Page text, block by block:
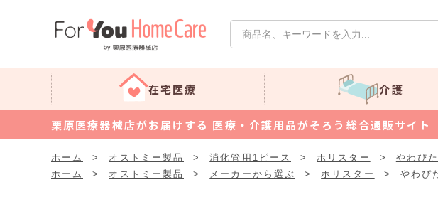
在宅医療 介護
栗原医療器械店がお届けする 医療・介護用品がそろう総合通販サイト
ホーム > オストミー製品 > 消化管用1ピース > ホリスター > やわぴ
ホーム
> オストミー製品 > メーカーから選ぶ > ホリスター > やわぴ